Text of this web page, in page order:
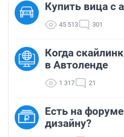
Купить вица с
45 513 301
Когда
в Автоленде
1 317 21
Есть на
дизайну?